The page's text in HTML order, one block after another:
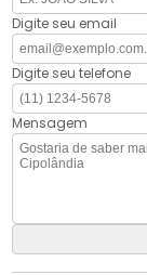
Digite seu email
Digite seu telefone
Mensagem